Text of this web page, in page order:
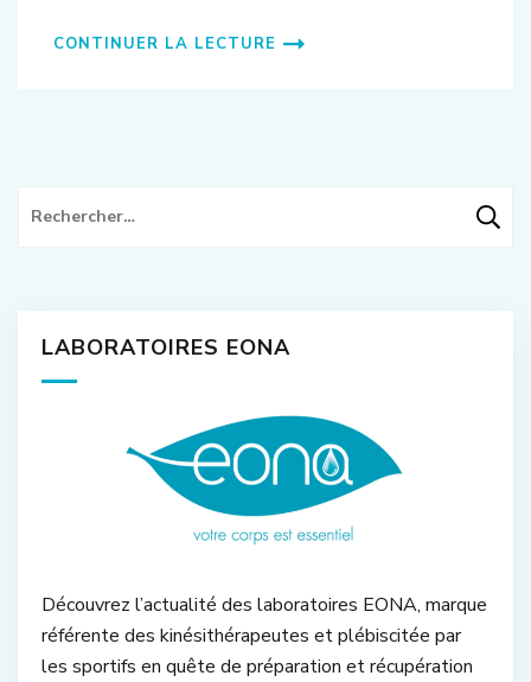
CONTINUER LA LECTURE
Rechercher :
LABORATOIRES EONA
Découvrez l’actualité des laboratoires EONA, marque
référente des kinésithérapeutes et plébiscitée par
les sportifs en quête de préparation et récupération